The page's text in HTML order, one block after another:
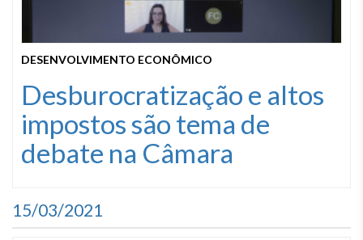
DESENVOLVIMENTO ECONÔMICO
Desburocratização e altos
impostos são tema de
debate na Câmara
15/03/2021